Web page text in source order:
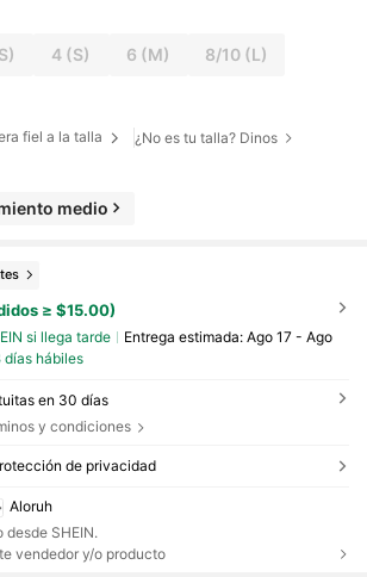
4 (S) 6 (M) 8/10 (L)
fiel a la talla ¿No es tu talla? Dinos
medio
≥ $15.00)
si llega tarde Entrega estimada: Ago 17 - Ago
días hábiles
en 30 días
y condiciones
de privacidad
Aloruh
SHEIN.
vendedor y/o producto